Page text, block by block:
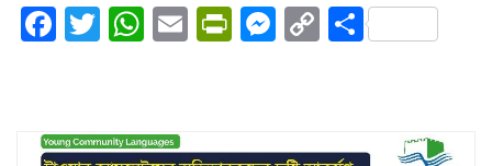
Facebook
Twitter
WhatsApp
EmailPrintFriendly
Messenger
CopyShare